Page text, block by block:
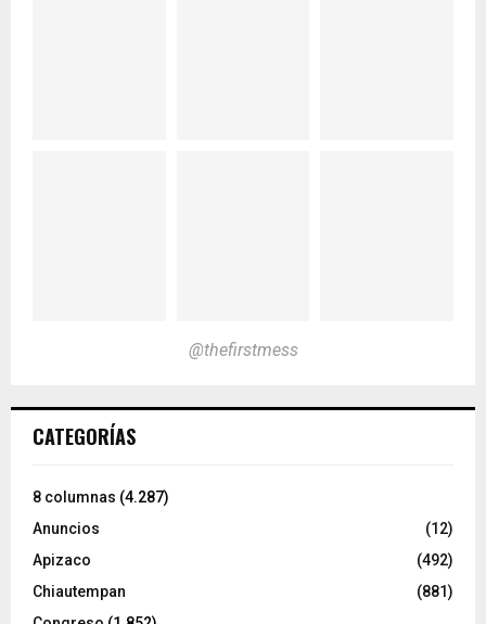
@thefirstmess
CATEGORÍAS
8 columnas (4.287)
Anuncios
(12)
Apizaco
(492)
Chiautempan
(881)